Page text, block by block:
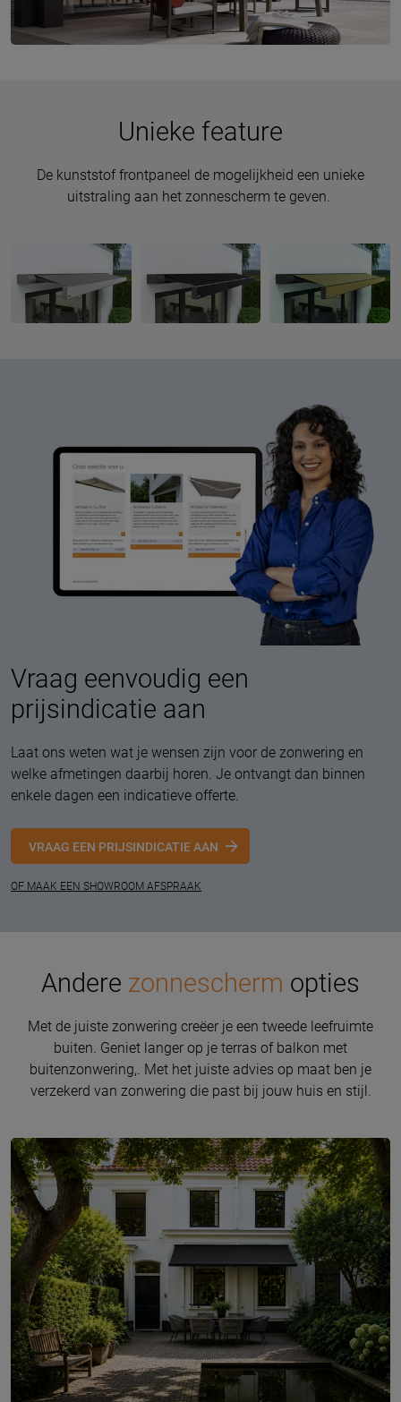
Unieke feature
De kunststof frontpaneel de mogelijkheid een unieke
uitstraling aan het zonnescherm te geven.
Vraag eenvoudig een
prijsindicatie aan
Laat ons weten wat je wensen zijn voor de zonwering en
welke afmetingen daarbij horen. Je ontvangt dan binnen
enkele dagen een indicatieve offerte.
VRAAG EEN PRIJSINDICATIE AAN
OF MAAK EEN SHOWROOM AFSPRAAK
Andere zonnescherm opties
Met de juiste zonwering creëer je een tweede leefruimte
buiten. Geniet langer op je terras of balkon met
buitenzonwering,. Met het juiste advies op maat ben je
verzekerd van zonwering die past bij jouw huis en stijl.